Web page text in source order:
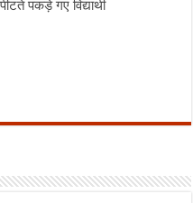
पकड़े गए विद्यार्थी